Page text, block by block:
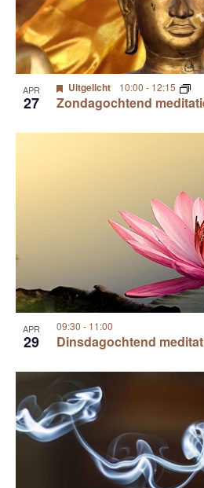
APR
27 Zondagochtend
Uitgelicht 10:00 - 12:15
APR
29 Dinsdagochtend
09:30 - 11:00